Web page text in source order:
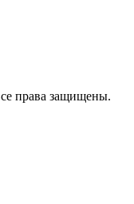
права защищены.